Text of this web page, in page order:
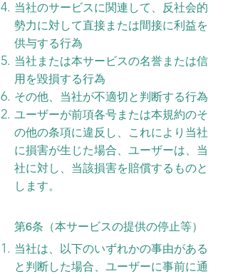
当社のサービスに関連して、反社会的
勢力に対して直接または間接に利益を
供与する行為
当社または本サービスの名誉または信
用を毀損する行為
その他、当社が不適切と判断する行為
ユーザーが前項各号または本規約のそ
の他の条項に違反し、これにより当社
に損害が生じた場合、ユーザーは、当
社に対し、当該損害を賠償するものと
します。
第6条（本サービスの提供の停止等）
当社は、以下のいずれかの事由がある
と判断した場合、ユーザーに事前に通